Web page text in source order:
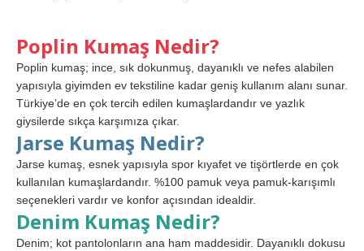
Poplin Kumaş Nedir?
Poplin kumaş; ince, sık dokunmuş, dayanıklı ve nefes alabilen
yapısıyla giyimden ev tekstiline kadar geniş kullanım alanı sunar.
Türkiye’de en çok tercih edilen kumaşlardandır ve yazlık
giysilerde sıkça karşımıza çıkar.
Jarse Kumaş Nedir?
Jarse kumaş, esnek yapısıyla spor kıyafet ve tişörtlerde en çok
kullanılan kumaşlardandır. %100 pamuk veya pamuk-karışımlı
seçenekleri vardır ve konfor açısından idealdir.
Denim Kumaş Nedir?
Denim; kot pantolonların ana ham maddesidir. Dayanıklı dokusu